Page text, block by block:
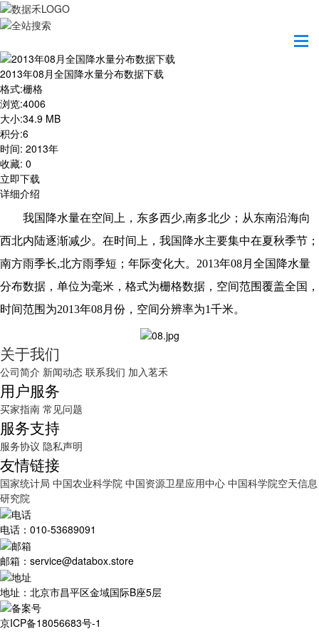
2013年08月全国降水量分布数据下载
格式:栅格
浏览:4006
大小:34.9 MB
积分:6
时间: 2013年
收藏: 0
立即下载
详细介绍
我国降水量在空间上，东多西少,南多北少；从东南沿海向
西北内陆逐渐减少。在时间上，我国降水主要集中在夏秋季节；
南方雨季长,北方雨季短；年际变化大。2013年08月全国降水量
分布数据，单位为毫米，格式为栅格数据，空间范围覆盖全国，
时间范围为2013年08月份，空间分辨率为1千米。
关于我们
公司简介 新闻动态 联系我们 加入茗禾
用户服务
买家指南 常见问题
服务支持
服务协议 隐私声明
友情链接
国家统计局 中国农业科学院 中国资源卫星应用中心 中国科学院空天信息
研究院
电话：010-53689091
邮箱：service@databox.store
地址：北京市昌平区金域国际B座5层
京ICP备18056683号-1